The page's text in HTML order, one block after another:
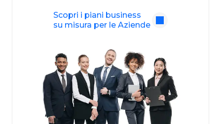
Scopri i piani business
su misura per le Aziende